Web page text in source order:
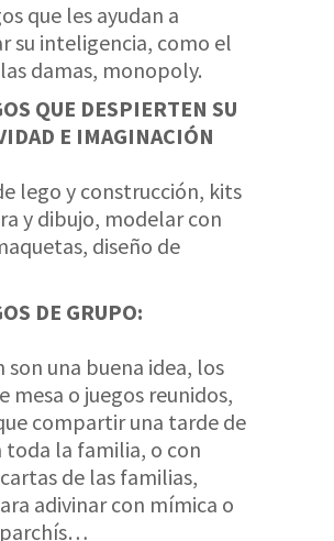
que les ayudan a
su inteligencia, como el
damas, monopoly.
QUE DESPIERTEN SU
E IMAGINACIÓN
lego y construcción, kits
y dibujo, modelar con
diseño de
DE GRUPO:
son una buena idea, los
mesa o juegos reunidos,
compartir una tarde de
toda la familia, o con
de las familias,
adivinar con mímica o